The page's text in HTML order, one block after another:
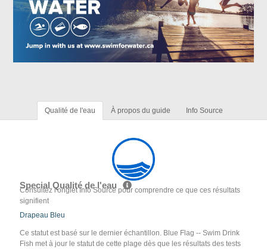
Qualité de l'eau À propos du guide Info Source
Special Qualité de l'eau
Consultez l'onglet Info Source pour comprendre ce que ces résultats
signifient
Drapeau Bleu
Ce statut est basé sur le dernier échantillon. Blue Flag -- Swim Drink
Fish met à jour le statut de cette plage dès que les résultats des tests